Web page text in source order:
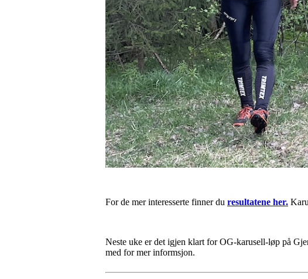
For de mer interesserte finner du resultatene her.
Neste uke er det igjen klart for OG-karusell-løp på
med for mer informsjon.